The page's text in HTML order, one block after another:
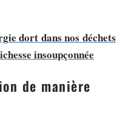
dort dans nos déchets
insoupçonnée
de manière